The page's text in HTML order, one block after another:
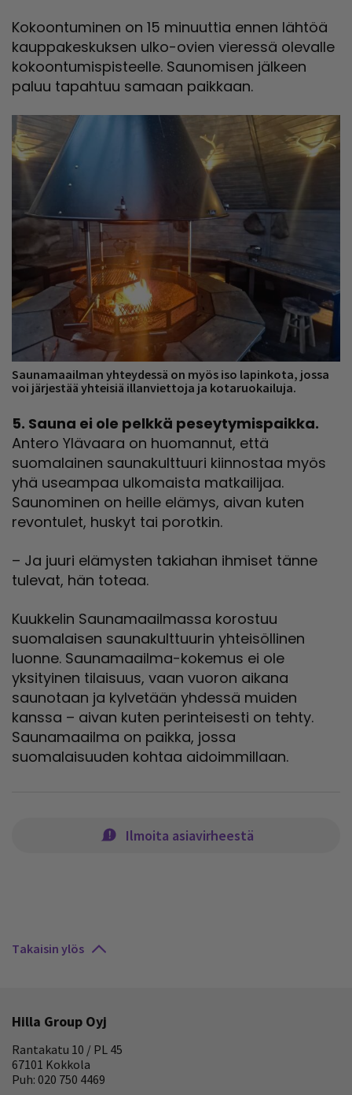
Kokoontuminen on 15 minuuttia ennen lähtöä
kauppakeskuksen ulko-ovien vieressä olevalle
kokoontumispisteelle. Saunomisen jälkeen
paluu tapahtuu samaan paikkaan.
Saunamaailman yhteydessä on myös iso lapinkota, jossa
voi järjestää yhteisiä illanviettoja ja kotaruokailuja.
5. Sauna ei ole pelkkä peseytymispaikka.
Antero Ylävaara on huomannut, että
suomalainen saunakulttuuri kiinnostaa myös
yhä useampaa ulkomaista matkailijaa.
Saunominen on heille elämys, aivan kuten
revontulet, huskyt tai porotkin.
– Ja juuri elämysten takiahan ihmiset tänne
tulevat, hän toteaa.
Kuukkelin Saunamaailmassa korostuu
suomalaisen saunakulttuurin yhteisöllinen
luonne. Saunamaailma-kokemus ei ole
yksityinen tilaisuus, vaan vuoron aikana
saunotaan ja kylvetään yhdessä muiden
kanssa – aivan kuten perinteisesti on tehty.
Saunamaailma on paikka, jossa
suomalaisuuden kohtaa aidoimmillaan.
Ilmoita asiavirheestä
Takaisin ylös
Hilla Group Oyj
Rantakatu 10 / PL 45
67101 Kokkola
Puh: 020 750 4469